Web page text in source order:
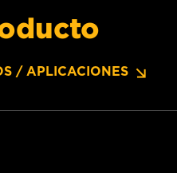
/ APLICACIONES